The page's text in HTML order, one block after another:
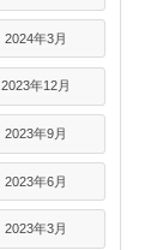
2024年3月
2023年12月
2023年9月
2023年6月
2023年3月